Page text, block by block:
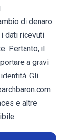
di denaro.
dati ricevuti
Pertanto, il
a gravi
Gli
e altre